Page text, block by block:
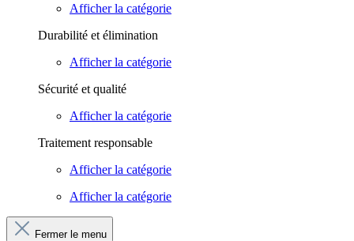
Afficher la catégorie
Durabilité et élimination
Afficher la catégorie
Sécurité et qualité
Afficher la catégorie
Traitement responsable
Afficher la catégorie
Afficher la catégorie
Fermer le menu